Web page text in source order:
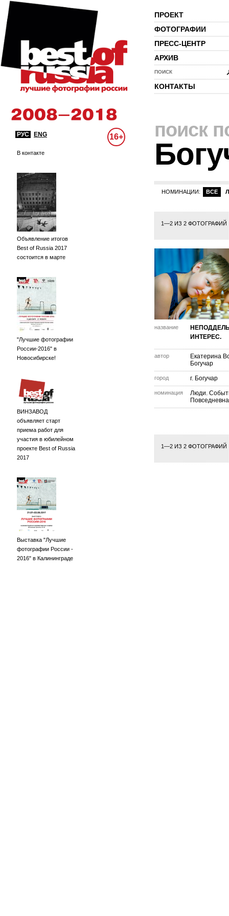
ПРОЕКТ
ФОТОГРАФИИ
ПРЕСС-ЦЕНТР
АРХИВ
ПОИСК
КОНТАКТЫ
РУС ENG 16+
В контакте
Объявление итогов
Best of Russia 2017
состоится в марте
"Лучшие фотографии
России-2016" в
Новосибирске!
ВИНЗАВОД
объявляет старт
приема работ для
участия в юбилейном
проекте Best of Russia
2017
Выставка "Лучшие
фотографии России -
2016" в Калининграде
поиск
НОМИНАЦИИ: ВСЕ
1—2 ИЗ 2 ФОТОГРАФИЙ
название
ИНТЕРЕС.
автор
Екатерина
Богучар
город г. Богучар
номинация
Люди.
1—2 ИЗ 2 ФОТОГРАФИЙ